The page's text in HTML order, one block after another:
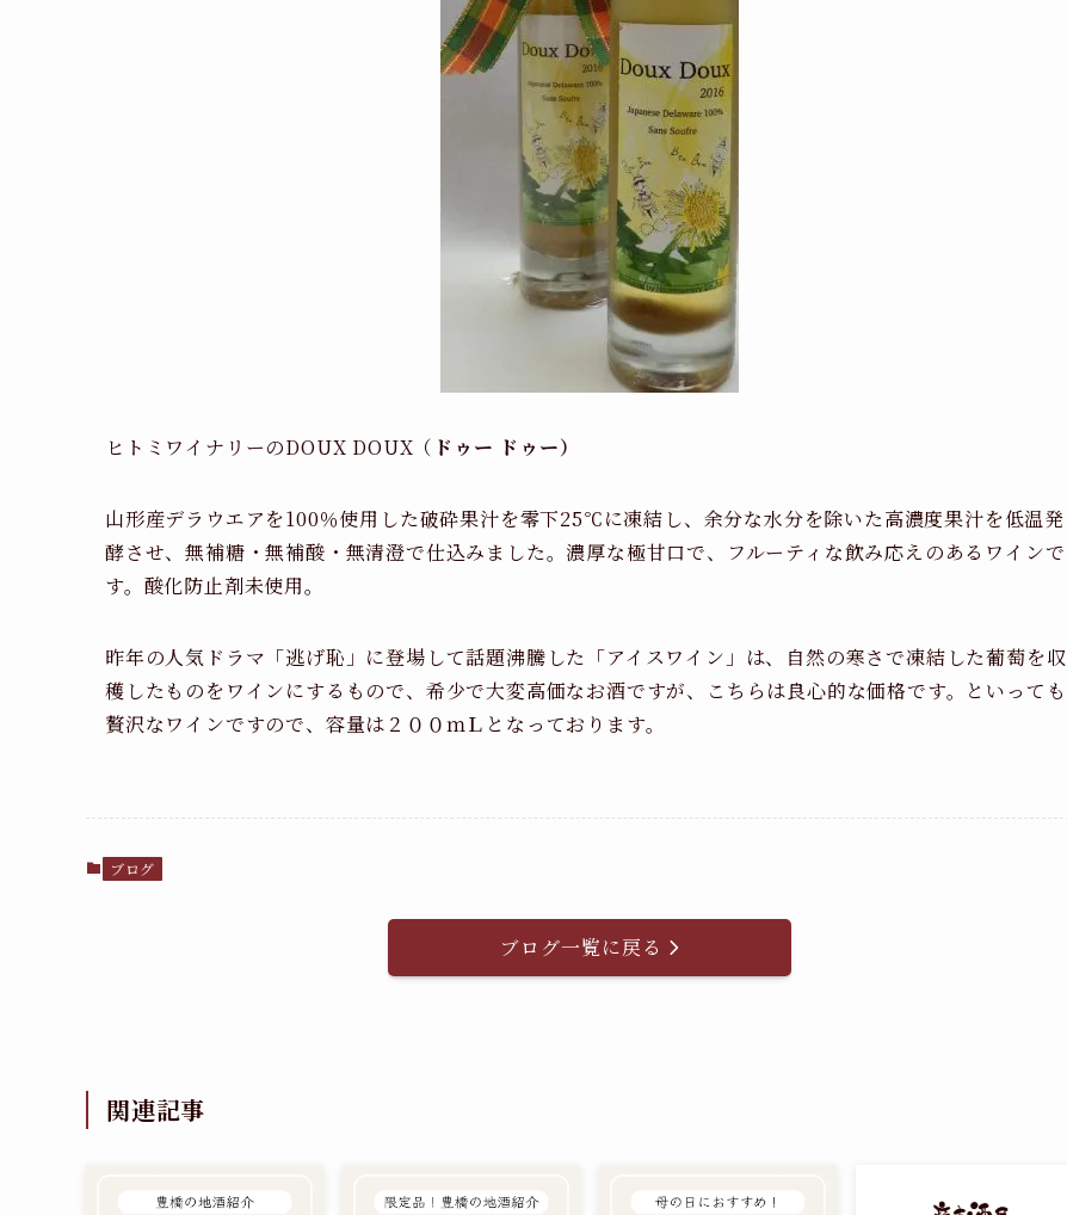
ヒトミワイナリーのDOUX DOUX（ ドゥー ドゥー）
山形産デラウエアを100％使用した破砕果汁を零下25℃に凍結し、余分な水分を除いた高濃度果汁を低温発
酵させ、無補糖・無補酸・無清澄で仕込みました。濃厚な極甘口で、フルーティな飲み応えのあるワインで
す。酸化防止剤未使用。
昨年の人気ドラマ「逃げ恥」に登場して話題沸騰した「アイスワイン」は、自然の寒さで凍結した葡萄を収
穫したものをワインにするもので、希少で大変高価なお酒ですが、こちらは良心的な価格です。といっても
贅沢なワインですので、容量は２００ｍＬとなっております。
ブログ
ブログ一覧に戻る
関連記事